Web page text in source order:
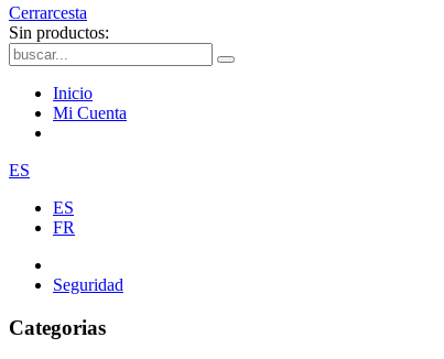
Cerrarcesta
Sin productos:
Inicio
Mi Cuenta
ES
ES
FR
Seguridad
Categorias